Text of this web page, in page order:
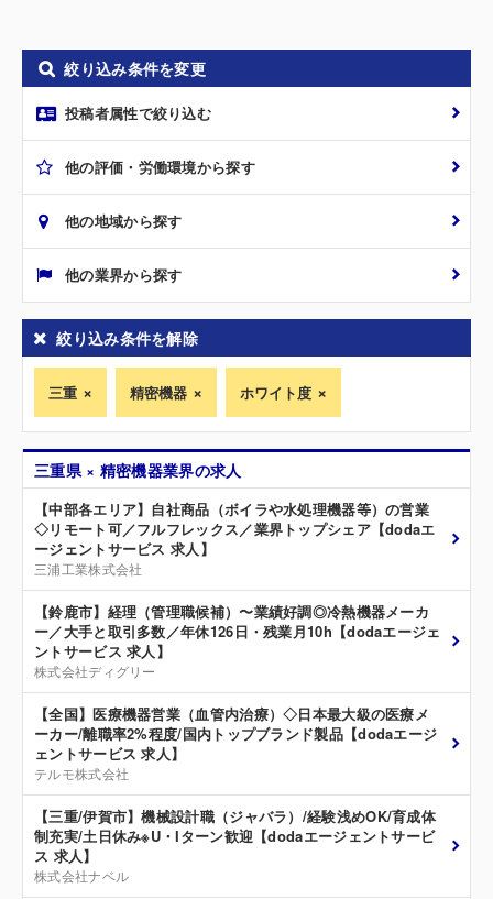
絞り込み条件を変更
投稿者属性で絞り込む
他の評価・労働環境から探す
他の地域から探す
他の業界から探す
絞り込み条件を解除
三重 精密機器 ホワイト度
三重県 × 精密機器業界の求人
【中部各エリア】自社商品（ボイラや水処理機器等）の営業
◇リモート可／フルフレックス／業界トップシェア【dodaエ
ージェントサービス 求人】
三浦工業株式会社
【鈴鹿市】経理（管理職候補）〜業績好調◎冷熱機器メーカ
ー／大手と取引多数／年休126日・残業月10h【dodaエージェ
ントサービス 求人】
株式会社ディグリー
【全国】医療機器営業（血管内治療）◇日本最大級の医療メ
ーカー/離職率2%程度/国内トップブランド製品【dodaエージ
ェントサービス 求人】
テルモ株式会社
【三重/伊賀市】機械設計職（ジャバラ）/経験浅めOK/育成体
制充実/土日休み※U・Iターン歓迎【dodaエージェントサービ
ス 求人】
株式会社ナベル